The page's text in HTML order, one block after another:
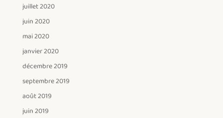
juillet 2020
juin 2020
mai 2020
janvier 2020
décembre 2019
septembre 2019
août 2019
juin 2019